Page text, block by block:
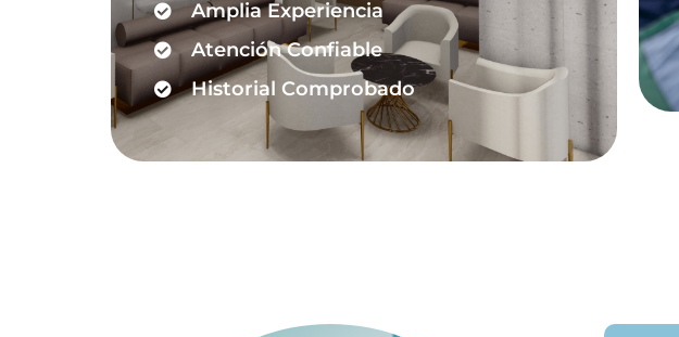
Amplia Experiencia
Atención Confiable
Historial Comprobado